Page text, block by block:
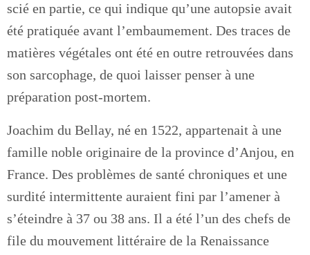
scié en partie, ce qui indique qu’une autopsie avait
été pratiquée avant l’embaumement. Des traces de
matières végétales ont été en outre retrouvées dans
son sarcophage, de quoi laisser penser à une
préparation post-mortem.
Joachim du Bellay, né en 1522, appartenait à une
famille noble originaire de la province d’Anjou, en
France. Des problèmes de santé chroniques et une
surdité intermittente auraient fini par l’amener à
s’éteindre à 37 ou 38 ans. Il a été l’un des chefs de
file du mouvement littéraire de la Renaissance